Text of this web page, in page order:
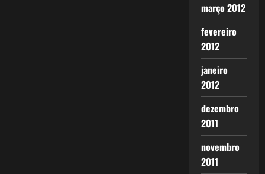
março 2012
fevereiro
2012
janeiro
2012
dezembro
2011
novembro
2011